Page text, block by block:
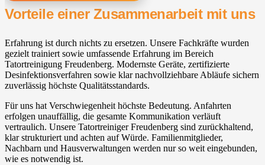
Vorteile einer Zusammenarbeit mit uns
Erfahrung ist durch nichts zu ersetzen. Unsere Fachkräfte wurden
gezielt trainiert sowie umfassende Erfahrung im Bereich
Tatortreinigung Freudenberg. Modernste Geräte, zertifizierte
Desinfektionsverfahren sowie klar nachvollziehbare Abläufe sichern
zuverlässig höchste Qualitätsstandards.
Für uns hat Verschwiegenheit höchste Bedeutung. Anfahrten
erfolgen unauffällig, die gesamte Kommunikation verläuft
vertraulich. Unsere Tatortreiniger Freudenberg sind zurückhaltend,
klar strukturiert und achten auf Würde. Familienmitglieder,
Nachbarn und Hausverwaltungen werden nur so weit eingebunden,
wie es notwendig ist.